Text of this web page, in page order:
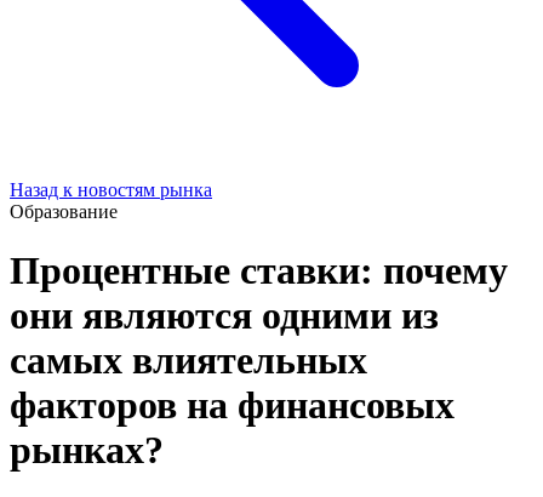
Назад к новостям рынка
Образование
Процентные ставки: почему
они являются одними из
самых влиятельных
факторов на финансовых
рынках?